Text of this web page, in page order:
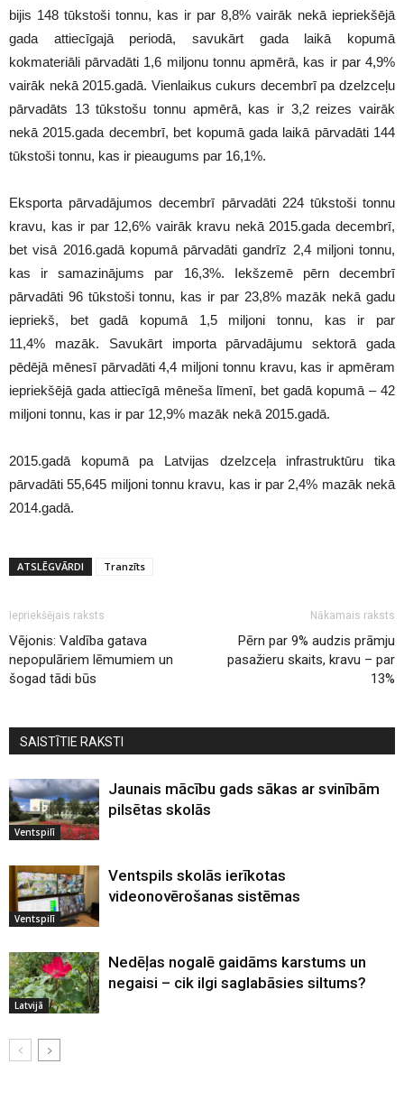
bijis 148 tūkstoši tonnu, kas ir par 8,8% vairāk nekā iepriekšējā
gada attiecīgajā periodā, savukārt gada laikā kopumā
kokmateriāli pārvadāti 1,6 miljonu tonnu apmērā, kas ir par 4,9%
vairāk nekā 2015.gadā. Vienlaikus cukurs decembrī pa dzelzceļu
pārvadāts 13 tūkstošu tonnu apmērā, kas ir 3,2 reizes vairāk
nekā 2015.gada decembrī, bet kopumā gada laikā pārvadāti 144
tūkstoši tonnu, kas ir pieaugums par 16,1%.
Eksporta pārvadājumos decembrī pārvadāti 224 tūkstoši tonnu
kravu, kas ir par 12,6% vairāk kravu nekā 2015.gada decembrī,
bet visā 2016.gadā kopumā pārvadāti gandrīz 2,4 miljoni tonnu,
kas ir samazinājums par 16,3%. Iekšzemē pērn decembrī
pārvadāti 96 tūkstoši tonnu, kas ir par 23,8% mazāk nekā gadu
iepriekš, bet gadā kopumā 1,5 miljoni tonnu, kas ir par
11,4% mazāk. Savukārt importa pārvadājumu sektorā gada
pēdējā mēnesī pārvadāti 4,4 miljoni tonnu kravu, kas ir apmēram
iepriekšējā gada attiecīgā mēneša līmenī, bet gadā kopumā – 42
miljoni tonnu, kas ir par 12,9% mazāk nekā 2015.gadā.
2015.gadā kopumā pa Latvijas dzelzceļa infrastruktūru tika
pārvadāti 55,645 miljoni tonnu kravu, kas ir par 2,4% mazāk nekā
2014.gadā.
ATSLĒGVĀRDI Tranzīts
Iepriekšējais raksts
Vējonis: Valdība gatava
nepopulāriem lēmumiem un
šogad tādi būs
Nākamais raksts
Pērn par 9% audzis prāmju
pasažieru skaits, kravu – par
13%
SAISTĪTIE RAKSTI
Ventspilī
Jaunais mācību gads sākas ar svinībām
pilsētas skolās
Ventspilī
Ventspils skolās ierīkotas
videonovērošanas sistēmas
Latvijā
Nedēļas nogalē gaidāms karstums un
negaisi – cik ilgi saglabāsies siltums?